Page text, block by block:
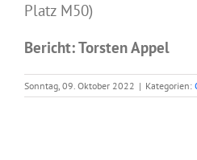
Platz M50)
Bericht: Torsten Appel
Sonntag, 09. Oktober 2022 | Kategorien: